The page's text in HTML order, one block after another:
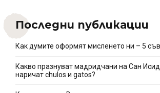
Последни публикации
Как думите оформят мисленето ни – 5
Какво празнуват мадридчани на Сан
наричат chulos и gatos?